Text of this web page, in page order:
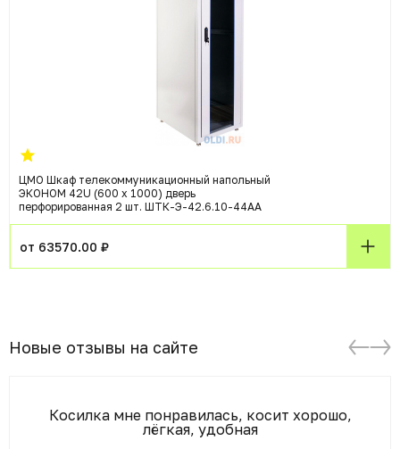
ЦМО Шкаф телекоммуникационный напольный
ЭКОНОМ 42U (600 х 1000) дверь
перфорированная 2 шт. ШТК-Э-42.6.10-44АА
от 63570.00 ₽
Новые отзывы на сайте
Косилка мне понравилась, косит хорошо,
лёгкая, удобная